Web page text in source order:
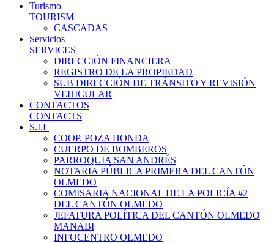
Turismo
TOURISM
CASCADAS
Servicios
SERVICES
DIRECCIÓN FINANCIERA
REGISTRO DE LA PROPIEDAD
SUB DIRECCIÓN DE TRÁNSITO Y REVISIÓN
VEHICULAR
CONTACTOS
CONTACTS
S.I.L
COOP. POZA HONDA
CUERPO DE BOMBEROS
PARROQUIA SAN ANDRÉS
NOTARIA PÚBLICA PRIMERA DEL CANTÓN
OLMEDO
COMISARIA NACIONAL DE LA POLICÍA #2
DEL CANTÓN OLMEDO
JEFATURA POLÍTICA DEL CANTÓN OLMEDO
MANABI
INFOCENTRO OLMEDO